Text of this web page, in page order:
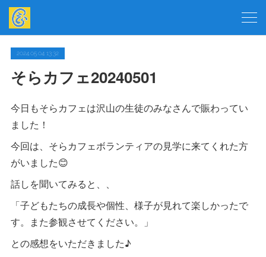
2024.05.04 13:32
そらカフェ20240501
今日もそらカフェは沢山の生徒のみなさんで賑わってい
ました！
今回は、そらカフェボランティアの見学に来てくれた方
がいました😊
話しを聞いてみると、、
「子どもたちの成長や個性、様子が見れて楽しかったで
す。また参観させてください。」
との感想をいただきました♪